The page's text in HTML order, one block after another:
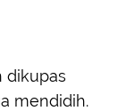
dikupas
mendidih.